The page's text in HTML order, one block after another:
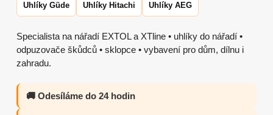
Uhlíky Güde Uhlíky Hitachi Uhlíky AEG
Specialista na nářadí EXTOL a XTline • uhlíky do nářadí •
odpuzovače škůdců • sklopce • vybavení pro dům, dílnu i
zahradu.
🚚 Odesíláme do 24 hodin